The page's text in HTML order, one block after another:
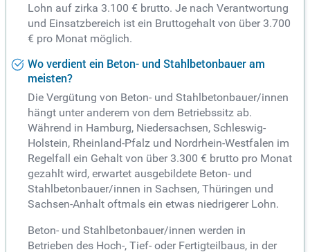
Lohn auf zirka 3.100 € brutto. Je nach Verantwortung
und Einsatzbereich ist ein Bruttogehalt von über 3.700
€ pro Monat möglich.
Wo verdient ein Beton- und Stahlbetonbauer am
meisten?
Die Vergütung von Beton- und Stahlbetonbauer/innen
hängt unter anderem von dem Betriebssitz ab.
Während in Hamburg, Niedersachsen, Schleswig-
Holstein, Rheinland-Pfalz und Nordrhein-Westfalen im
Regelfall ein Gehalt von über 3.300 € brutto pro Monat
gezahlt wird, erwartet ausgebildete Beton- und
Stahlbetonbauer/innen in Sachsen, Thüringen und
Sachsen-Anhalt oftmals ein etwas niedrigerer Lohn.
Beton- und Stahlbetonbauer/innen werden in
Betrieben des Hoch-, Tief- oder Fertigteilbaus, in der